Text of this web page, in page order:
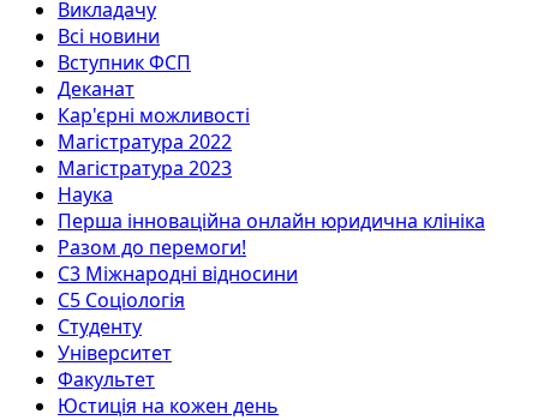
Викладачу
Всі новини
Вступник ФСП
Деканат
Кар'єрні можливості
Магістратура 2022
Магістратура 2023
Наука
Перша інноваційна онлайн юридична клініка
Разом до перемоги!
С3 Міжнародні відносини
С5 Соціологія
Студенту
Університет
Факультет
Юстиція на кожен день